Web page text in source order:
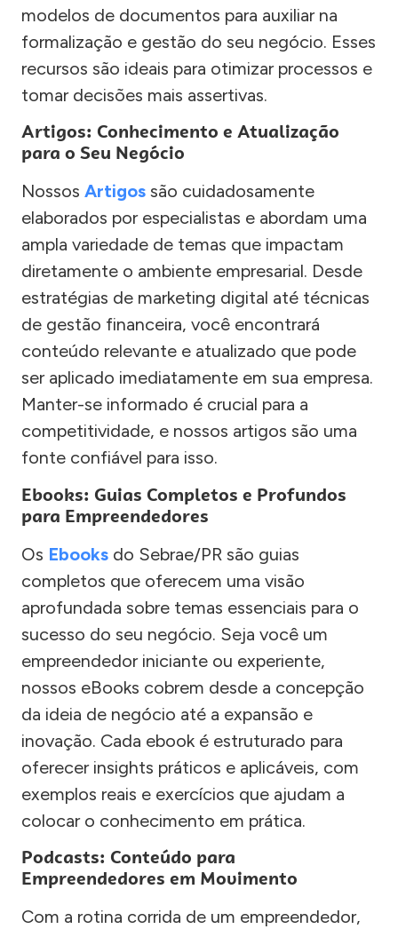
modelos de documentos para auxiliar na
formalização e gestão do seu negócio. Esses
recursos são ideais para otimizar processos e
tomar decisões mais assertivas.
Artigos: Conhecimento e Atualização
para o Seu Negócio
Nossos Artigos são cuidadosamente
elaborados por especialistas e abordam uma
ampla variedade de temas que impactam
diretamente o ambiente empresarial. Desde
estratégias de marketing digital até técnicas
de gestão financeira, você encontrará
conteúdo relevante e atualizado que pode
ser aplicado imediatamente em sua empresa.
Manter-se informado é crucial para a
competitividade, e nossos artigos são uma
fonte confiável para isso.
Ebooks: Guias Completos e Profundos
para Empreendedores
Os Ebooks do Sebrae/PR são guias
completos que oferecem uma visão
aprofundada sobre temas essenciais para o
sucesso do seu negócio. Seja você um
empreendedor iniciante ou experiente,
nossos eBooks cobrem desde a concepção
da ideia de negócio até a expansão e
inovação. Cada ebook é estruturado para
oferecer insights práticos e aplicáveis, com
exemplos reais e exercícios que ajudam a
colocar o conhecimento em prática.
Podcasts: Conteúdo para
Empreendedores em Movimento
Com a rotina corrida de um empreendedor,